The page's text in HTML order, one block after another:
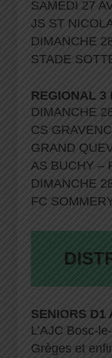
SAMEDI 27
JS ST
DIMANCHE
STADE
REGIONAL 3
DIMANCHE
CS
GRAND
AS BUCHY –
DIMANCHE
FC
SENIORS D1
L’AJC Bosc-
Grèges et